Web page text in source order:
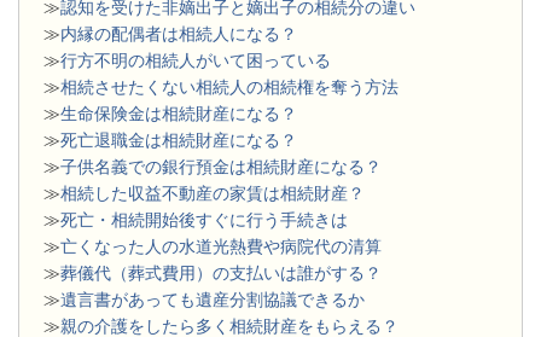
≫認知を受けた非嫡出子と嫡出子の相続分の違い
≫内縁の配偶者は相続人になる？
≫行方不明の相続人がいて困っている
≫相続させたくない相続人の相続権を奪う方法
≫生命保険金は相続財産になる？
≫死亡退職金は相続財産になる？
≫子供名義での銀行預金は相続財産になる？
≫相続した収益不動産の家賃は相続財産？
≫死亡・相続開始後すぐに行う手続きは
≫亡くなった人の水道光熱費や病院代の清算
≫葬儀代（葬式費用）の支払いは誰がする？
≫遺言書があっても遺産分割協議できるか
≫親の介護をしたら多く相続財産をもらえる？